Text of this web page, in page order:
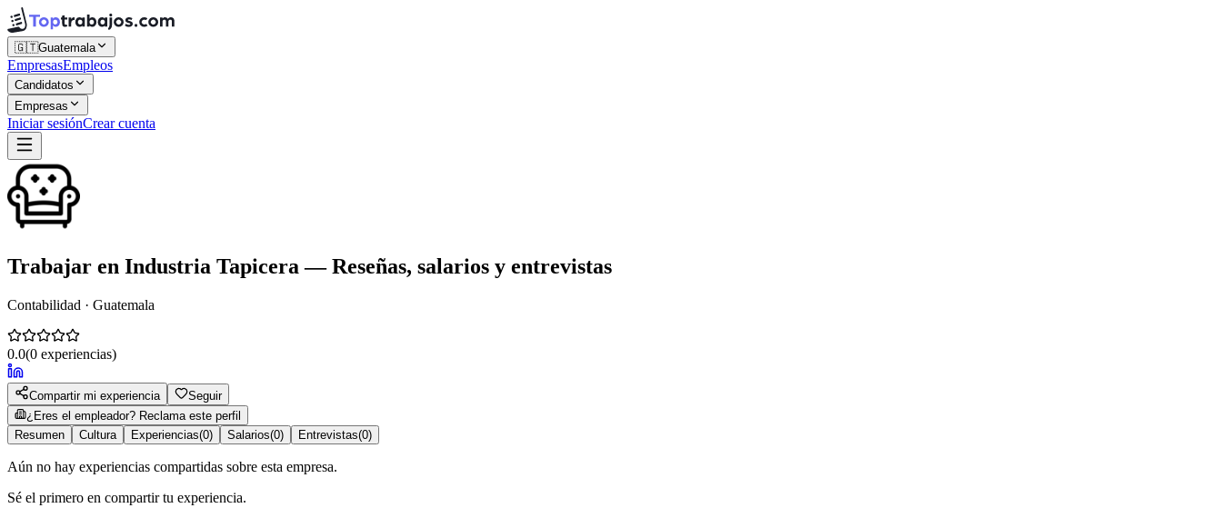
🇬🇹Guatemala
EmpresasEmpleos
Candidatos
Empresas
Iniciar sesiónCrear cuenta
Trabajar en Industria Tapicera — Reseñas, salarios y entrevistas
Contabilidad · Guatemala
0.0(0 experiencias)
Compartir mi experiencia
Seguir
¿Eres el empleador? Reclama este perfil
Resumen
Cultura Experiencias(0) Salarios(0) Entrevistas(0)
Aún no hay experiencias compartidas sobre esta empresa.
Sé el primero en compartir tu experiencia.